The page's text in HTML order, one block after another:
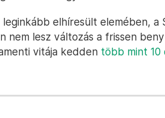
leginkább elhíresült elemében, a
nem lesz változás a frissen
vitája kedden több mint